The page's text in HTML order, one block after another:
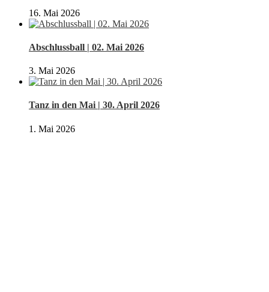
16. Mai 2026
Abschlussball | 02. Mai 2026
3. Mai 2026
Tanz in den Mai | 30. April 2026
1. Mai 2026